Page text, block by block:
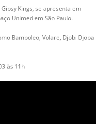
Kings, se apresenta em
Unimed em São Paulo.
Bamboleo, Volare, Djobi Djoba
às 11h